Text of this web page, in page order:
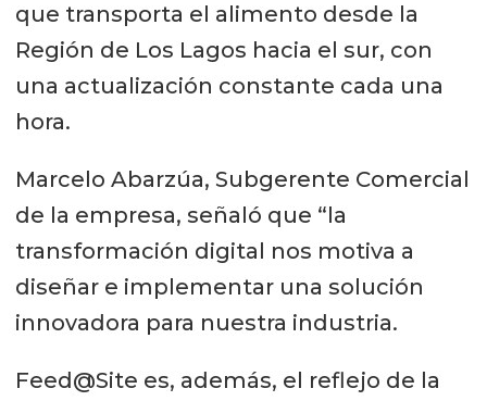
que transporta el alimento desde la
Región de Los Lagos hacia el sur, con
una actualización constante cada una
hora.
Marcelo Abarzúa, Subgerente Comercial
de la empresa, señaló que “la
transformación digital nos motiva a
diseñar e implementar una solución
innovadora para nuestra industria.
Feed@Site es, además, el reflejo de la